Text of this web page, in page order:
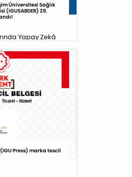
Üniversitesi Sağlık
(IGUSABDER) 29.
Yapay Zekâ
(IGU Press) marka tescil